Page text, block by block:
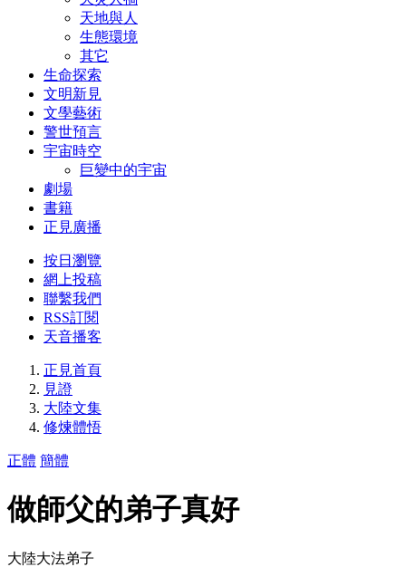
天地與人
生態環境
其它
生命探索
文明新見
文學藝術
警世預言
宇宙時空
巨變中的宇宙
劇場
書籍
正見廣播
按日瀏覽
網上投稿
聯繫我們
RSS訂閱
天音播客
正見首頁
見證
大陸文集
修煉體悟
正體 簡體
做師父的弟子真好
大陸大法弟子